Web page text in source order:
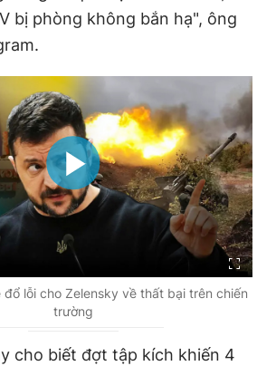
bị phòng không bắn hạ", ông
đổ lỗi cho Zelensky về thất bại trên chiến
trường
cho biết đợt tập kích khiến 4